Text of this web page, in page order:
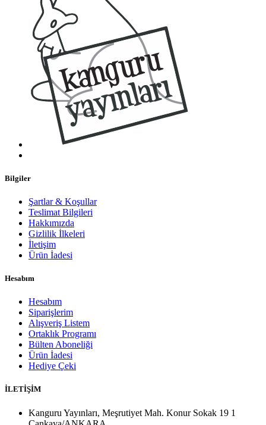
Bilgiler
Şartlar & Koşullar
Teslimat Bilgileri
Hakkımızda
Gizlilik İlkeleri
İletişim
Ürün İadesi
Hesabım
Hesabım
Siparişlerim
Alışveriş Listem
Ortaklık Programı
Bülten Aboneliği
Ürün İadesi
Hediye Çeki
İLETİŞİM
Kanguru Yayınları, Meşrutiyet Mah. Konur Sokak 19 1